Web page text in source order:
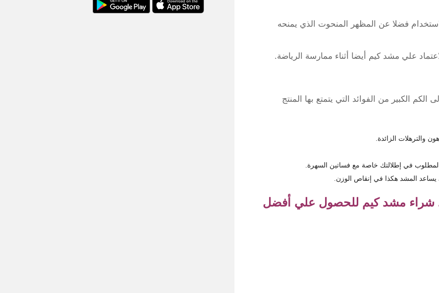
فضلا عن المظهر المنحوت الذي يمنحه
علي مشد كيم أيضا أثناء ممارسة الرياضة.
الكبير من الفوائد التي يتمتع بها المنتج
والترهلات الزائدة.
في إطلالتك خاصة مع فساتين السهرة.
المشد هكذا في إنقاص الوزن.
شراء مشد كيم للحصول علي أفضل